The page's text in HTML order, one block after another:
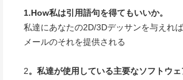
1.How私は引用語句を得てもいいか。
私達にあなたの2D/3Dデッサンを与えれ
メールのそれを提供される
2。私達が使用している主要なソフトウェ